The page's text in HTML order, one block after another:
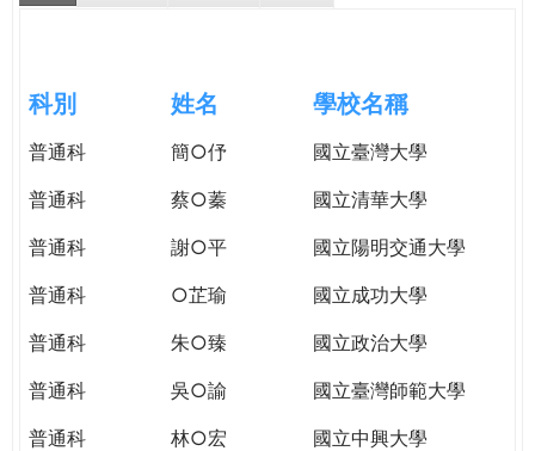
格。
e
r
e
科別 姓名 學校名稱
普通科 簡○伃
國立臺灣大學
普通科
蔡○蓁
國立清華大學
普通科
謝○平
國立陽明交通大學
普通科
○芷瑜
國立成功大學
普通科
朱○臻
國立政治大學
普通科
吳○諭
國立臺灣師範大學
普通科
林○宏
國立中興大學